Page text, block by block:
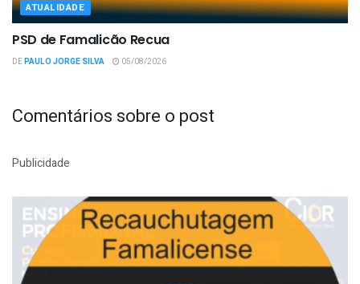
ATUALIDADE
PSD de Famalicão Recua
DEPAULO JORGE SILVA 05/08/2026
Comentários sobre o post
Publicidade